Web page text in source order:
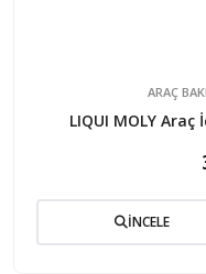
ARAÇ
LIQUI MOLY
İNCELE